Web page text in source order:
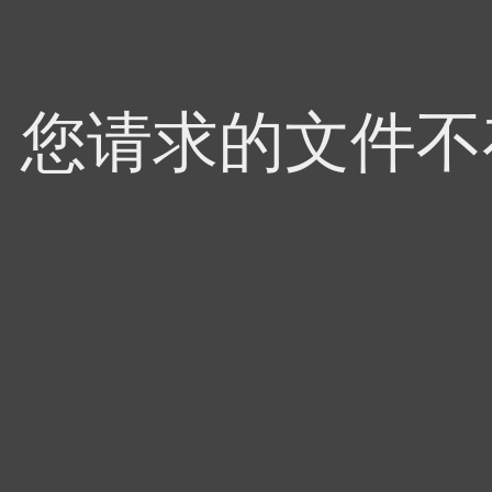
您请求的文件